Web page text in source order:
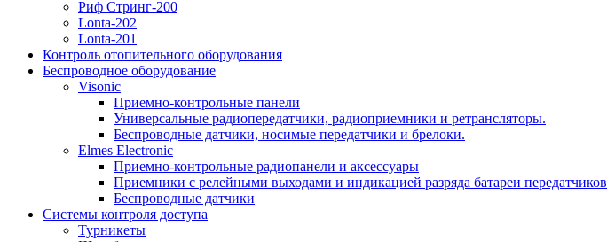
Риф Стринг-200
Lonta-202
Lonta-201
Контроль отопительного оборудования
Беспроводное оборудование
Visonic
Приемно-контрольные панели
Универсальные радиопередатчики, радиоприемники и ретрансляторы.
Беспроводные датчики, носимые передатчики и брелоки.
Elmes Electronic
Приемно-контрольные радиопанели и аксессуары
Приемники с релейными выходами и индикацией разряда батареи передатчиков
Беспроводные датчики
Системы контроля доступа
Турникеты